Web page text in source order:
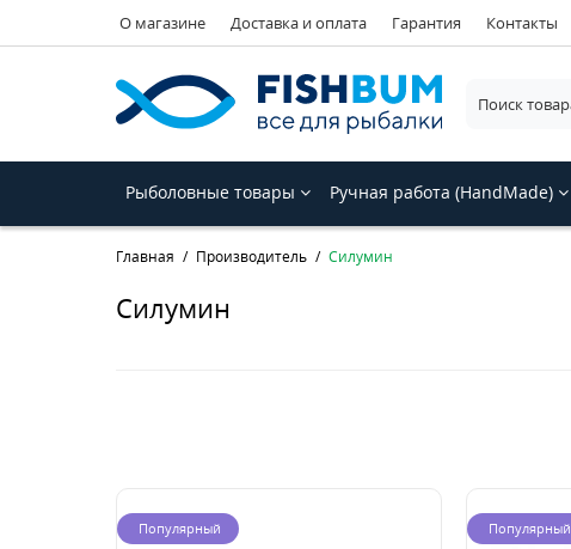
О магазине Доставка и оплата Гарантия Контакты
Рыболовные товары Ручная работа (HandMade)
Главная Производитель Силумин
Силумин
Популярный Популярный